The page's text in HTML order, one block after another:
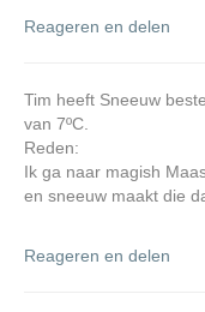
Reageren en delen
Tim heeft Sneeuw
van 7ºC.
Reden:
Ik ga naar magish
en sneeuw maakt die
Reageren en delen